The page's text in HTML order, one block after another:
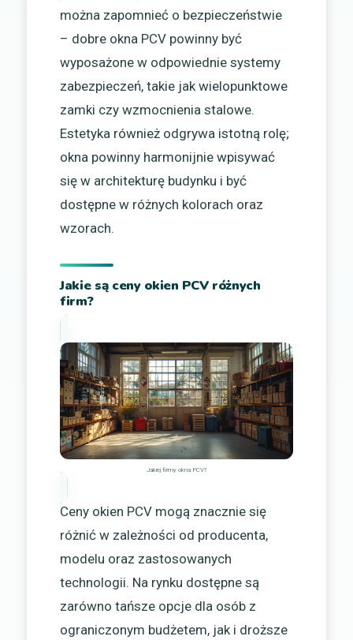
można zapomnieć o bezpieczeństwie
– dobre okna PCV powinny być
wyposażone w odpowiednie systemy
zabezpieczeń, takie jak wielopunktowe
zamki czy wzmocnienia stalowe.
Estetyka również odgrywa istotną rolę;
okna powinny harmonijnie wpisywać
się w architekturę budynku i być
dostępne w różnych kolorach oraz
wzorach.
Jakie są ceny okien PCV różnych
firm?
Jakiej firmy okna PCV?
Ceny okien PCV mogą znacznie się
różnić w zależności od producenta,
modelu oraz zastosowanych
technologii. Na rynku dostępne są
zarówno tańsze opcje dla osób z
ograniczonym budżetem, jak i droższe